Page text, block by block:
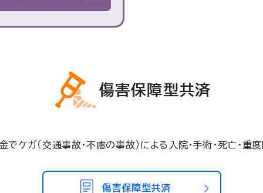
傷害保障型共済
ケガ（交通事故・不慮の事故）による入院・手術・死亡・重
傷害保障型共済